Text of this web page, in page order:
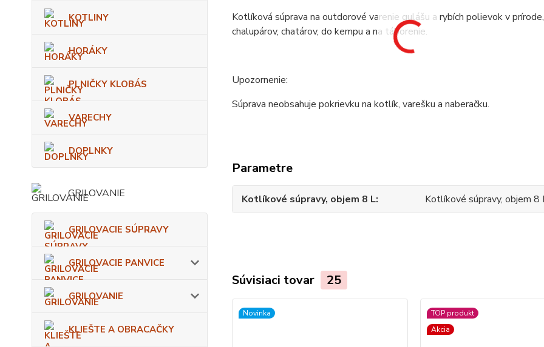
KOTLINY
HORÁKY
PLNIČKY KLOBÁS
VARECHY
DOPLNKY
GRILOVANIE
GRILOVACIE SÚPRAVY
GRILOVACIE PANVICE
GRILOVANIE
KLIEŠTE A OBRACAČKY
Kotlíková súprava na outdorové varenie gulášu a rybích polievok v
chalupárov, chatárov, do kempu a na táborenie.
Upozornenie:
Súprava neobsahuje pokrievku na kotlík, varešku a naberačku.
Parametre
Kotlíkové súpravy, objem 8 L Kotlíkové súpravy, objem 8
Súvisiaci tovar 25
Novinka
TOP produkt
Akcia